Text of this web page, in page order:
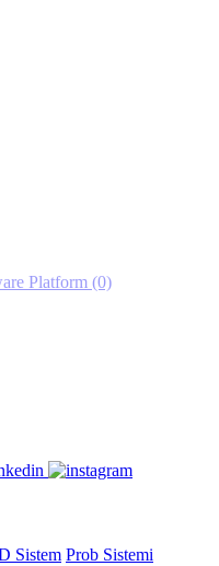
Platform (0)
Sistem Prob Sistemi